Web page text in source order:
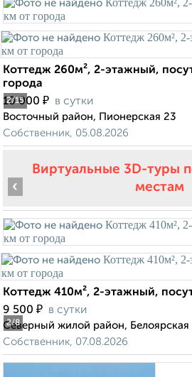
2/15
Коттедж 260м², 2-этажный,
города
10 000 ₽ в сутки
Восточный район, Пионерская 23
Собственник, 05.08.2026
Виртуальные 3D-туры
местам
2/8
‹
Коттедж 410м², 2-этажный,
9 500 ₽ в сутки
Северный жилой район, Белоярская
Собственник, 07.08.2026